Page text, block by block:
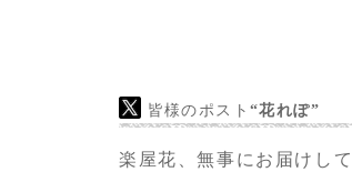
皆様のポスト“花れぽ”
楽屋花、無事にお届けし